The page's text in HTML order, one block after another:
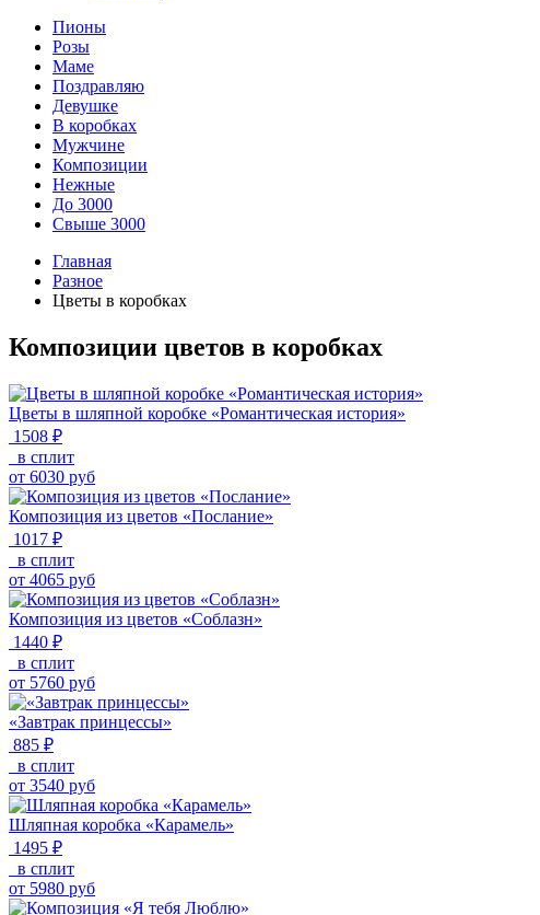
Пионы
Розы
Маме
Поздравляю
Девушке
В коробках
Мужчине
Композиции
Нежные
До 3000
Свыше 3000
Главная
Разное
Цветы в коробках
Композиции цветов в коробках
Цветы в шляпной коробке «Романтическая история»
1508 ₽
в сплит
от 6030 руб
Композиция из цветов «Послание»
1017 ₽
в сплит
от 4065 руб
Композиция из цветов «Соблазн»
1440 ₽
в сплит
от 5760 руб
«Завтрак принцессы»
885 ₽
в сплит
от 3540 руб
Шляпная коробка «Карамель»
1495 ₽
в сплит
от 5980 руб